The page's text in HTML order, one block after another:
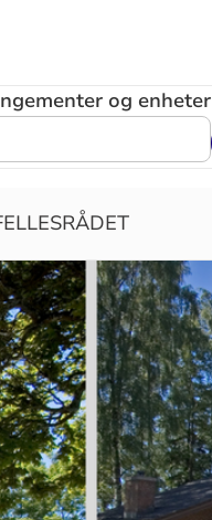
og enheter